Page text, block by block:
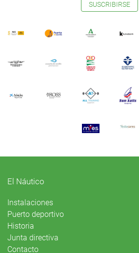
SUSCRIBIRSE
El Náutico
Instalaciones
Puerto deportivo
Historia
Junta directiva
Contacto